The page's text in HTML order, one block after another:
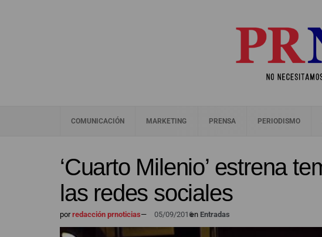
COMUNICACIÓN MARKETING PRENSA PERIODISMO
‘Cuarto Milenio’ estrena
las redes sociales
porredacción prnoticias— 05/09/2016en Entradas